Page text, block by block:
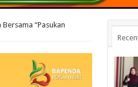
“Pasukan